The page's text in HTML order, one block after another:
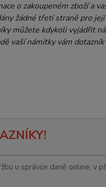
o zakoupeném zboží a
žádné třetí straně pro
můžete kdykoli vyjádřit
vaší námitky vám
u správce daně online, v